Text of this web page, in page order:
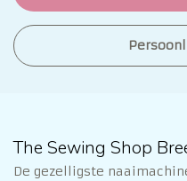
The Sewing Shop
De gezelligste